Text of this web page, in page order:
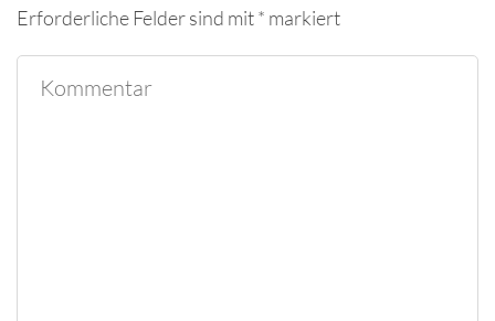
Erforderliche Felder sind mit* markiert